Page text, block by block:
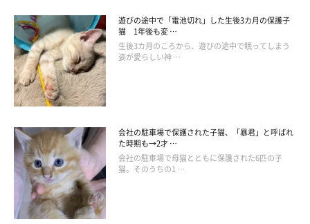
遊びの途中で「電池切れ」した生後3カ月の保護子
猫 1年後も変 …
生後3カ月のころから、遊びの途中で眠ってしまう
姿が愛らしい神 …
会社の駐車場で保護された子猫、「暴君」と呼ばれ
た時期も→2才 …
会社の駐車場で母猫とともに保護された6匹の子
猫。そのうちの1 …